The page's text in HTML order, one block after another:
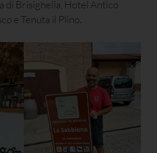
di Brisighella, Hotel Antico
e Tenuta il Plino.